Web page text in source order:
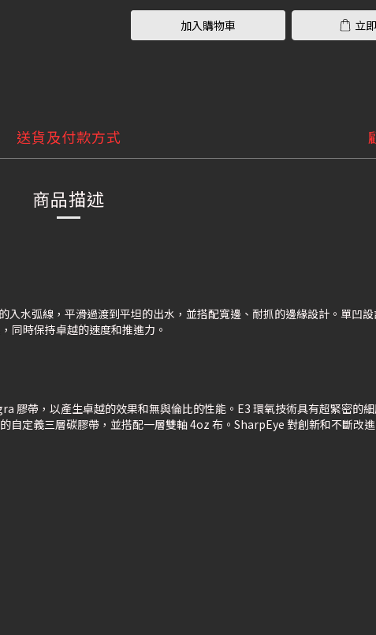
加入購物車 立
送貨及付款方式
商品描述
水弧線，平滑過渡到平坦的出水，並搭配寬邊、耐抓的邊緣設計。單凹
同時保持卓越的速度和推進力。
帶，以產生卓越的效果和無與倫比的性能。E3 環氧技術具有超緊密的
定義三層碳膠帶，並搭配一層雙軸 4oz 布。SharpEye 對創新和不斷改